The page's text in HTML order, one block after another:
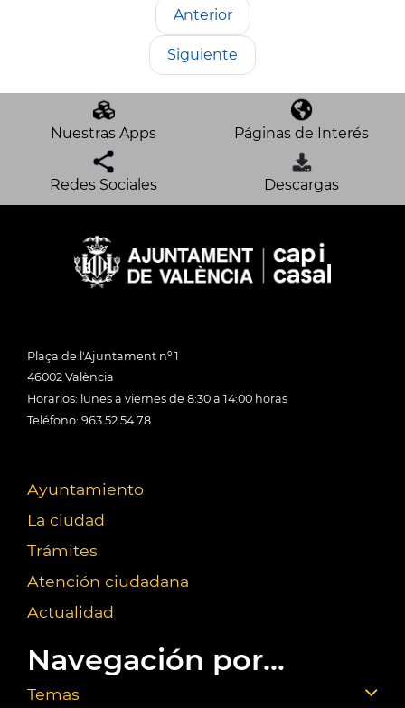
Anterior
Siguiente
Nuestras Apps Páginas de Interés
Redes Sociales Descargas
Plaça de l'Ajuntament nº 1
46002 València
Horarios: lunes a viernes de 8:30 a 14:00 horas
Teléfono: 963 52 54 78
Ayuntamiento
La ciudad
Trámites
Atención ciudadana
Actualidad
Navegación por...
Temas